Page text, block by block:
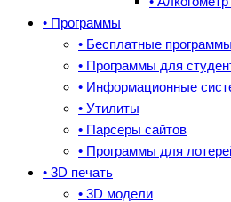
• Программы
• Бесплатные программы
• Программы для
• Информационные
• Утилиты
• Парсеры сайтов
• Программы для
• 3D печать
• 3D модели